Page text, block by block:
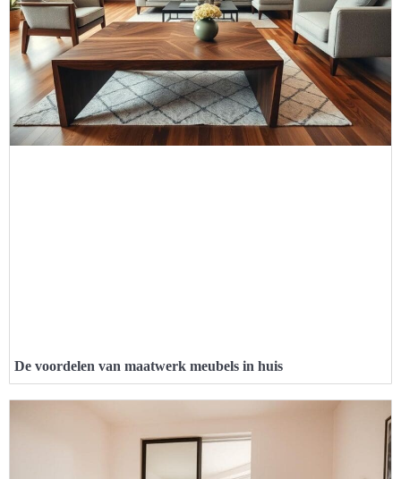
De voordelen van maatwerk meubels in huis